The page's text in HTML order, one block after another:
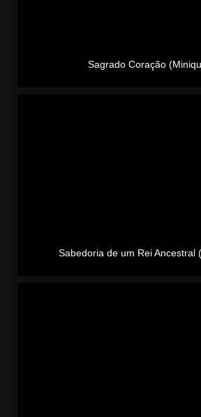
Sagrado Coração
Sabedoria de um Rei Ancestral